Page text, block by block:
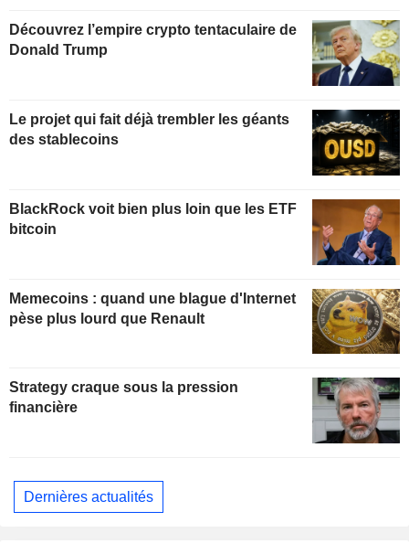
Découvrez l’empire crypto tentaculaire de
Donald Trump
Le projet qui fait déjà trembler les géants
des stablecoins
BlackRock voit bien plus loin que les ETF
bitcoin
Memecoins : quand une blague d'Internet
pèse plus lourd que Renault
Strategy craque sous la pression
financière
Dernières actualités